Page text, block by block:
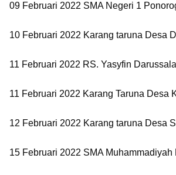
09 Februari 2022 SMA Negeri 1
10 Februari 2022 Karang taruna Desa
11 Februari 2022 RS. Yasyfin
11 Februari 2022 Karang Taruna Desa
12 Februari 2022 Karang taruna Desa
15 Februari 2022 SMA Muhammadiyah